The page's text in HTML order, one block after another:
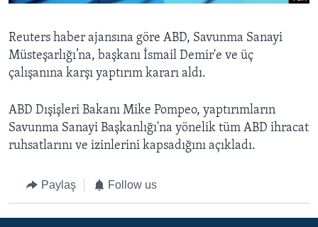
Reuters haber ajansına göre ABD, Savunma Sanayi
Müsteşarlığı’na, başkanı İsmail Demir'e ve üç
çalışanına karşı yaptırım kararı aldı.
ABD Dışişleri Bakanı Mike Pompeo, yaptırımların
Savunma Sanayi Başkanlığı'na yönelik tüm ABD ihracat
ruhsatlarını ve izinlerini kapsadığını açıkladı.
Paylaş Follow us